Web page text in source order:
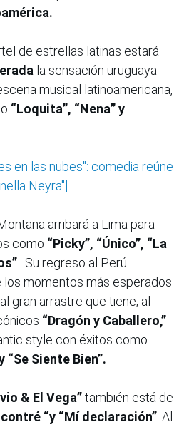
de estrellas latinas estará
la sensación uruguaya
musical latinoamericana,
“Loquita”, “Nena” y
en las nubes": comedia reúne
Neyra"]
arribará a Lima para
como “Picky”, “Único”, “La
. Su regreso al Perú
momentos más esperados
gran arrastre que tiene; al
“Dragón y Caballero,”
style con éxitos como
“Se Siente Bien”.
& El Vega”también está de
“y “Mí declaración” . Al